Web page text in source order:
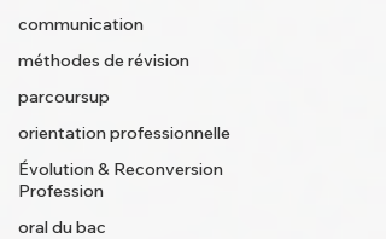
communication
méthodes de révision
parcoursup
orientation professionnelle
Évolution & Reconversion
Profession
oral du bac